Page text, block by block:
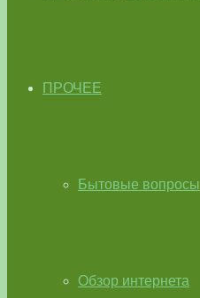
ПРОЧЕЕ
Бытовые вопросы
Обзор интернета